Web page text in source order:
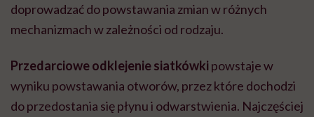
doprowadzać do powstawania zmian w różnych
mechanizmach w zależności od rodzaju.
Przedarciowe odklejenie siatkówki powstaje w
wyniku powstawania otworów, przez które dochodzi
do przedostania się płynu i odwarstwienia. Najczęściej